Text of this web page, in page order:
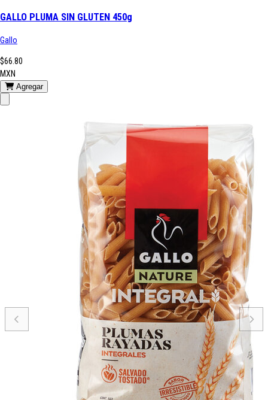
GALLO PLUMA SIN GLUTEN 450g
Gallo
$66.80
MXN
Agregar